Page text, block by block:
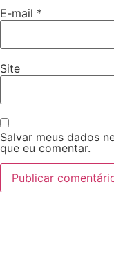
E-mail *
Site
Salvar meus dados
que eu comentar.